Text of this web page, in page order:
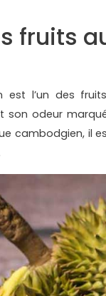
fruits
est l’un des
son odeur
cambodgien, il